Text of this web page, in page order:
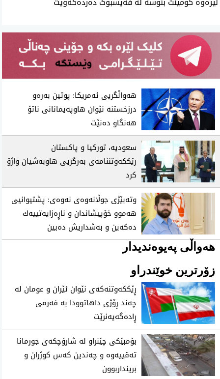
هەواڵگریی ئەمریکا: پوتین بەرەو
درزخستنە نێوان هاوپەیمانانی ناتۆ
هەنگاو دەنێت
سعودیه‌، توركیا و پاكستان
رێككه‌وتننامه‌ی به‌رگریی هاوبه‌شیان واژۆ
كرد
وته‌بێژی‌ جوڵانه‌وه‌ی‌ نه‌وه‌ی‌: پشتیوانیی
هه‌موو خۆپیشاندان و ناڕه‌زایه‌تییه‌ك
ده‌كه‌ین و به‌شداریش ده‌بین
هەواڵی پەیوەندیدار
زۆرترین خوێندراو
ڕێککەوتنەکەی نێوان ئێران و عومان لە
چەند ڕۆژی داهاتوودا بە فەرمی
ڕادەگەیەنرێت
بۆمبێکی چێنراو لە شارۆچکەی جورمانا
تەقییەوە و چەندین کەس کوژران و
برینداربوون